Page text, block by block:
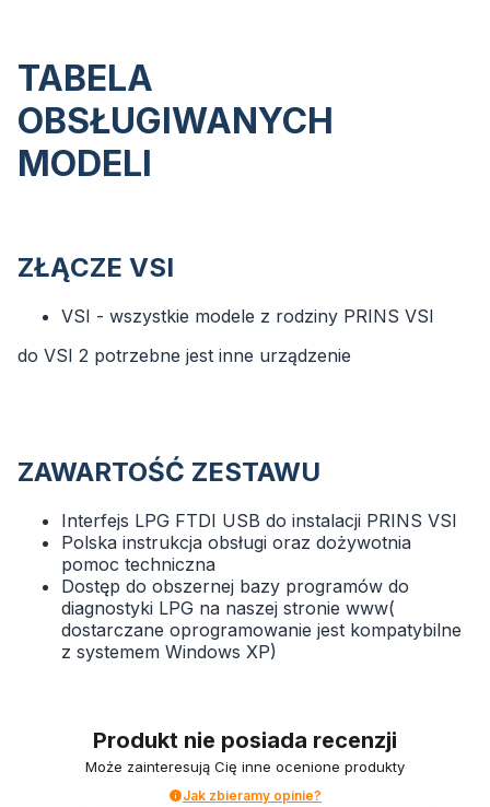
TABELA
OBSŁUGIWANYCH
MODELI
ZŁĄCZE VSI
VSI - wszystkie modele z rodziny PRINS VSI
do VSI 2 potrzebne jest inne urządzenie
ZAWARTOŚĆ ZESTAWU
Interfejs LPG FTDI USB do instalacji PRINS VSI
Polska instrukcja obsługi oraz dożywotnia
pomoc techniczna
Dostęp do obszernej bazy programów do
diagnostyki LPG na naszej stronie www(
dostarczane oprogramowanie jest kompatybilne
z systemem Windows XP)
Produkt nie posiada recenzji
Może zainteresują Cię inne ocenione produkty
Jak zbieramy opinie?